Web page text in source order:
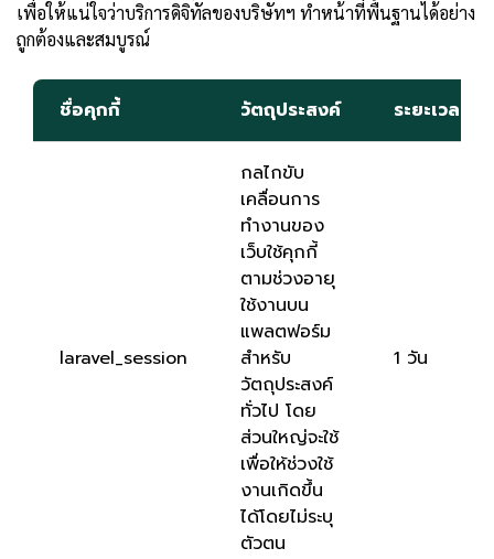
เพื่อให้แน่ใจว่าบริการดิจิทัลของบริษัทฯ ทำหน้าที่พื้นฐานได้อย่าง
ถูกต้องและสมบูรณ์
ชื่อคุกกี้ วัตถุประสงค์ ระยะเวลา
laravel_session
กลไกขับ
เคลื่อนการ
ทำงานของ
เว็บใช้คุกกี้
ตามช่วงอายุ
ใช้งานบน
แพลตฟอร์ม
สำหรับ
วัตถุประสงค์
ทั่วไป โดย
ส่วนใหญ่จะใช้
เพื่อให้ช่วงใช้
งานเกิดขึ้น
ได้โดยไม่ระบุ
ตัวตน
1 วัน